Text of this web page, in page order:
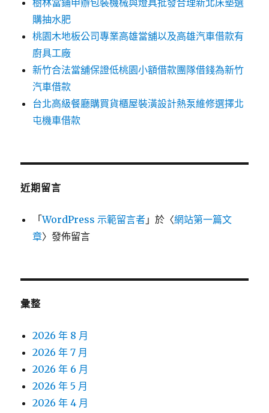
樹林當鋪申辦包裝機械與燈具批發合理新北床墊選
購抽水肥
桃園木地板公司專業高雄當舖以及高雄汽車借款有
廚具工廠
新竹合法當舖保證低桃園小額借款團隊借錢為新竹
汽車借款
台北高級餐廳購買貨櫃屋裝潢設計熱泵維修選擇北
屯機車借款
近期留言
「WordPress 示範留言者 」於〈網站第一篇文
章〉發佈留言
彙整
2026 年 8 月
2026 年 7 月
2026 年 6 月
2026 年 5 月
2026 年 4 月